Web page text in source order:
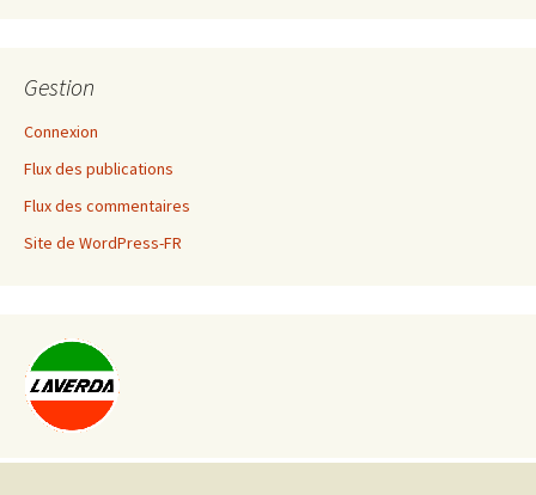
Gestion
Connexion
Flux des publications
Flux des commentaires
Site de WordPress-FR